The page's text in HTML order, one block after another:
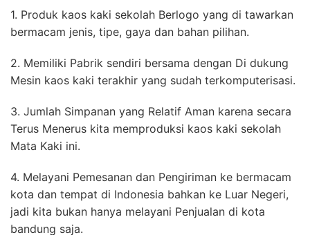
1. Produk kaos kaki sekolah Berlogo yang di tawarkan
bermacam jenis, tipe, gaya dan bahan pilihan.
2. Memiliki Pabrik sendiri bersama dengan Di dukung
Mesin kaos kaki terakhir yang sudah terkomputerisasi.
3. Jumlah Simpanan yang Relatif Aman karena secara
Terus Menerus kita memproduksi kaos kaki sekolah
Mata Kaki ini.
4. Melayani Pemesanan dan Pengiriman ke bermacam
kota dan tempat di Indonesia bahkan ke Luar Negeri,
jadi kita bukan hanya melayani Penjualan di kota
bandung saja.